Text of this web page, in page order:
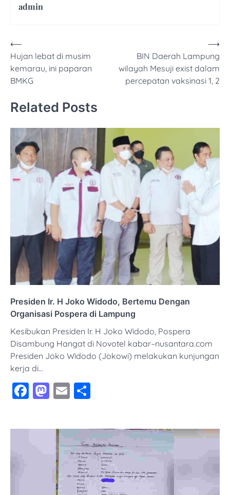
admin
Navigasi
pos
⟵
Hujan lebat di musim
kemarau, ini paparan
BMKG
BIN Daerah Lampung
wilayah Mesuji exist dalam
percepatan vaksinasi 1, 2
⟶
Related Posts
Presiden Ir. H Joko Widodo, Bertemu Dengan
Organisasi Pospera di Lampung
Kesibukan Presiden Ir. H Joko Widodo, Pospera
Disambung Hangat di Novotel kabar–nusantara.com
Presiden Joko Widodo (Jokowi) melakukan kunjungan
kerja di…
Facebook
Mastodon
Email